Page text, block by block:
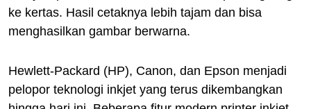
ke kertas. Hasil cetaknya lebih tajam dan bisa
menghasilkan gambar berwarna.
Hewlett-Packard (HP), Canon, dan Epson menjadi
pelopor teknologi inkjet yang terus dikembangkan